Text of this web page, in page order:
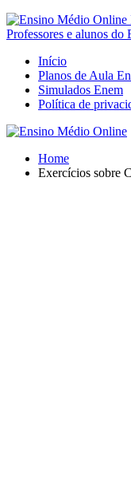
Professores e alunos do
Início
Planos de Aula
Simulados Enem
Política de
Home
Exercícios sobre